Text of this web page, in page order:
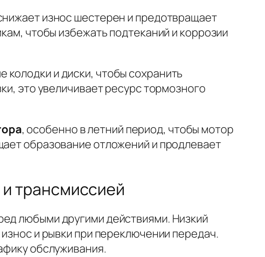
износ шестерен и предотвращает
, чтобы избежать подтеканий и коррозии
колодки и диски, чтобы сохранить
, это увеличивает ресурс тормозного
, особенно в летний период, чтобы мотор
образование отложений и продлевает
трансмиссией
любыми другими действиями. Низкий
и рывки при переключении передач.
обслуживания.